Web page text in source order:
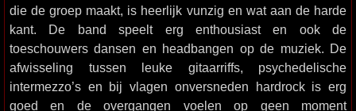
die de groep maakt, is heerlijk vunzig en wat aan de harde
kant. De band speelt erg enthousiast en ook de
toeschouwers dansen en headbangen op de muziek. De
afwisseling tussen leuke gitaarriffs, psychedelische
intermezzo’s en bij vlagen onversneden hardrock is erg
goed en de overgangen voelen op geen moment